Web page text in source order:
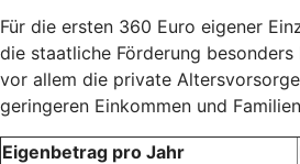
Für die ersten 360 Euro eigener
die staatliche Förderung
vor allem die private
geringeren Einkommen und
Eigenbetrag pro Jahr